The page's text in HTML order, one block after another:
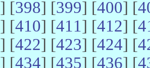
] [398] [399] [400] [
] [410] [411] [412] [
] [422] [423] [424] [
] [434] [435] [436] [